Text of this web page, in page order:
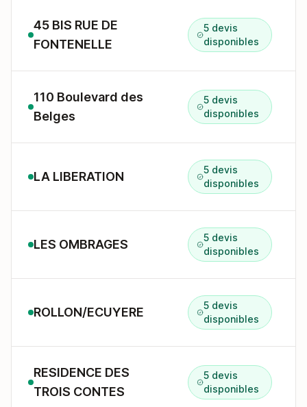
45 BIS RUE DE
FONTENELLE
5 devis
disponibles
110 Boulevard des
Belges
5 devis
disponibles
LA LIBERATION
5 devis
disponibles
LES OMBRAGES
5 devis
disponibles
ROLLON/ECUYERE
5 devis
disponibles
RESIDENCE DES
TROIS CONTES
5 devis
disponibles